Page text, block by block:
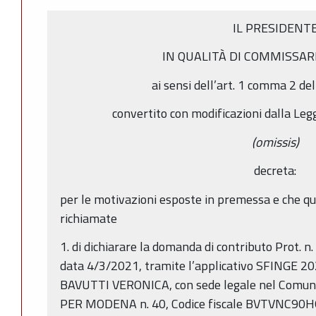
IL
IN QUALITÀ DI
ai sensi dell’art. 1 comma 2
convertito con modificazioni dalla
(omissis)
decreta:
per le motivazioni esposte in premessa e che
richiamate
1. di dichiarare la domanda di contributo Prot.
data 4/3/2021, tramite l’applicativo SFINGE
BAVUTTI VERONICA, con sede legale nel
PER MODENA n. 40, Codice fiscale